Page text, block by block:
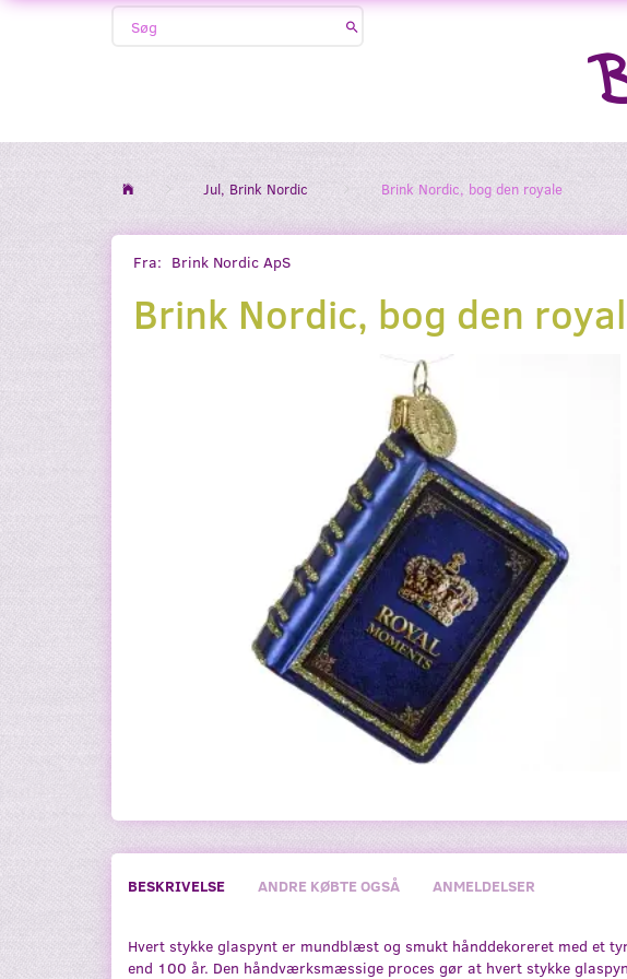
Jul, Brink Nordic Brink Nordic, bog den royale
Fra: Brink Nordic ApS
Brink Nordic, bog den
BESKRIVELSE ANDRE KØBTE OGSÅ ANMELDELSER
Hvert stykke glaspynt er mundblæst og smukt hånddekoreret med et
end 100 år. Den håndværksmæssige proces gør at hvert stykke